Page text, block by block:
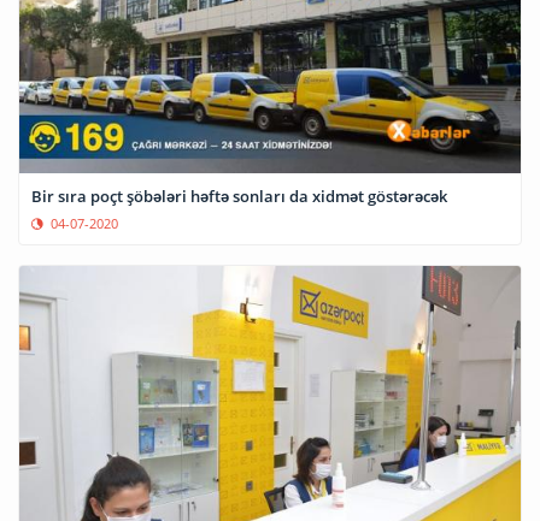
Bir sıra poçt şöbələri həftə sonları da xidmət göstərəcək
04-07-2020